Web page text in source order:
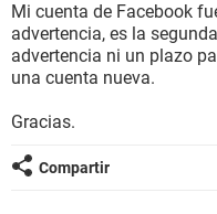
Mi cuenta de Facebook
advertencia, es la
advertencia ni un plazo
una cuenta nueva.
Gracias.
Compartir